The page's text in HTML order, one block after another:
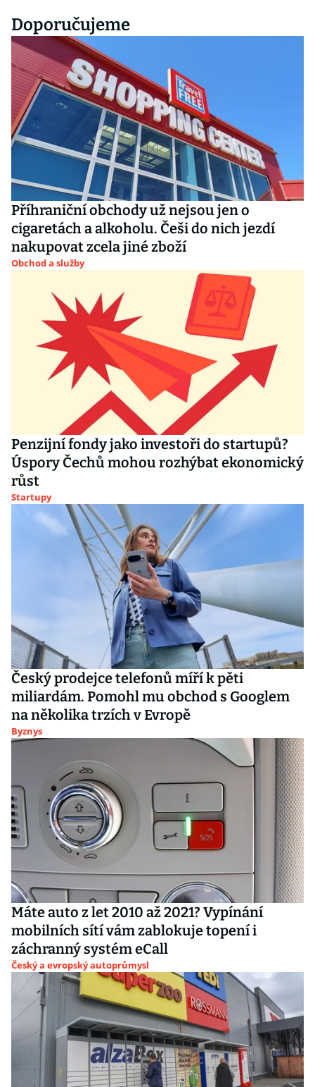
Doporučujeme
Příhraniční obchody už nejsou jen o
cigaretách a alkoholu. Češi do nich jezdí
nakupovat zcela jiné zboží
Obchod a služby
Penzijní fondy jako investoři do startupů?
Úspory Čechů mohou rozhýbat ekonomický
růst
Startupy
Český prodejce telefonů míří k pěti
miliardám. Pomohl mu obchod s Googlem
na několika trzích v Evropě
Byznys
Máte auto z let 2010 až 2021? Vypínání
mobilních sítí vám zablokuje topení i
záchranný systém eCall
Český a evropský autoprůmysl